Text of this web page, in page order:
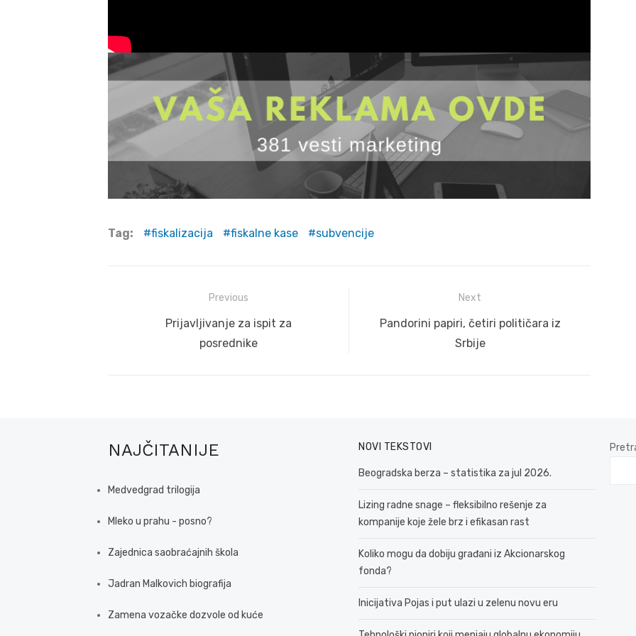
Tag: fiskalizacija fiskalne kase subvencije
navigation
Previous
PreviousPrijavljivanje za ispit za
posrednike
Next
Next
Pandorini papiri, četiri političara iz
Srbije
NAJČITANIJE
Medvedgrad trilogija
Mleko u prahu - posno?
Zajednica saobraćajnih škola
Jadran Malkovich biografija
Zamena vozačke dozvole od kuće
NOVI TEKSTOVI
Beogradska berza – statistika za jul 2026.
Lizing radne snage – fleksibilno rešenje za
kompanije koje žele brz i efikasan rast
Koliko mogu da dobiju građani iz Akcionarskog
fonda?
Inicijativa Pojas i put ulazi u zelenu novu eru